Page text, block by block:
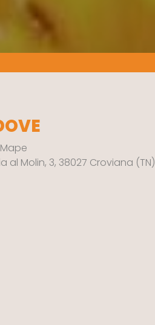
al Molin, 3, 38027 Croviana (TN)